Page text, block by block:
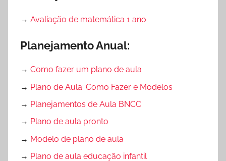
→ Avaliação de matemática 1 ano
Planejamento Anual:
→ Como fazer um plano de aula
→ Plano de Aula: Como Fazer e Modelos
→ Planejamentos de Aula BNCC
→ Plano de aula pronto
→ Modelo de plano de aula
→ Plano de aula educação infantil